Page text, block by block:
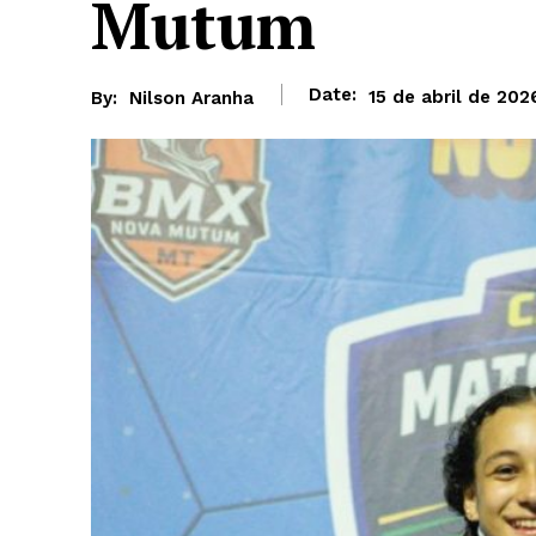
Mutum
By: Nilson Aranha Date: 15 de abril de